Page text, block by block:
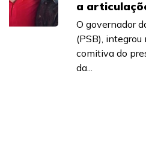
a
O governador
(PSB),
comitiva do
da...